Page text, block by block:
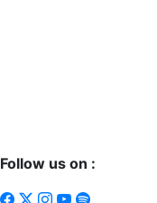
Follow us on :